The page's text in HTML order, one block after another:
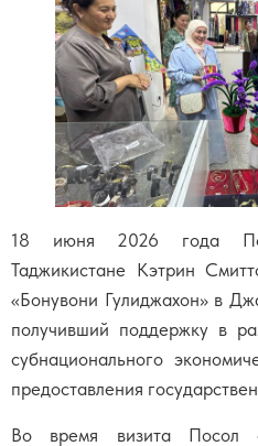
18 июня 2026 года
Таджикистане Кэтрин
«Бонувони Гулиджахон» в
получивший поддержку в
субнационального
предоставления
Во время визита Посол